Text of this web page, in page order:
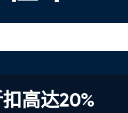
高达20%